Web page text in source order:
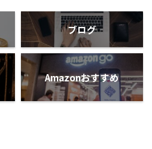
ブログ
Amazonおすすめ